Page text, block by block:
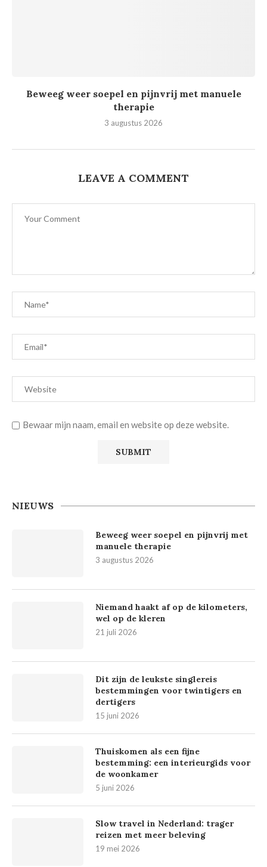
Beweeg weer soepel en pijnvrij met manuele
therapie
3 augustus 2026
LEAVE A COMMENT
Bewaar mijn naam, email en website op deze website.
NIEUWS
Beweeg weer soepel en pijnvrij met
manuele therapie
3 augustus 2026
Niemand haakt af op de kilometers,
wel op de kleren
21 juli 2026
Dit zijn de leukste singlereis
bestemmingen voor twintigers en
dertigers
15 juni 2026
Thuiskomen als een fijne
bestemming: een interieurgids voor
de woonkamer
5 juni 2026
Slow travel in Nederland: trager
reizen met meer beleving
19 mei 2026